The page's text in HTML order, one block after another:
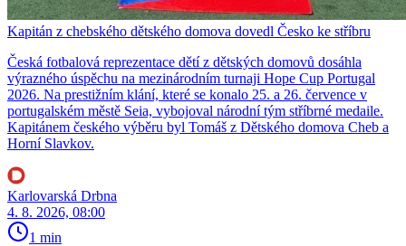
Kapitán z chebského dětského domova dovedl Česko ke stříbru
Česká fotbalová reprezentace dětí z dětských domovů dosáhla
výrazného úspěchu na mezinárodním turnaji Hope Cup Portugal
2026. Na prestižním klání, které se konalo 25. a 26. července v
portugalském městě Seia, vybojoval národní tým stříbrné medaile.
Kapitánem českého výběru byl Tomáš z Dětského domova Cheb a
Horní Slavkov.
Karlovarská Drbna
4. 8. 2026, 08:00
1 min